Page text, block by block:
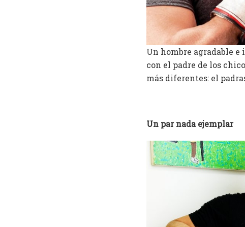
Un hombre agradable e
con el padre de los
más diferentes: el
Un par nada ejemplar